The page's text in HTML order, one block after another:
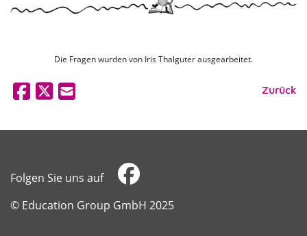
Die Fragen wurden von Iris Thalguter ausgearbeitet.
Zurück
Folgen Sie uns auf
​​​​​​​© Education Group GmbH 2025